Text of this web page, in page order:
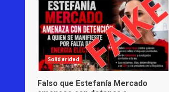
Solidaridad
Falso que Estefanía Mercado